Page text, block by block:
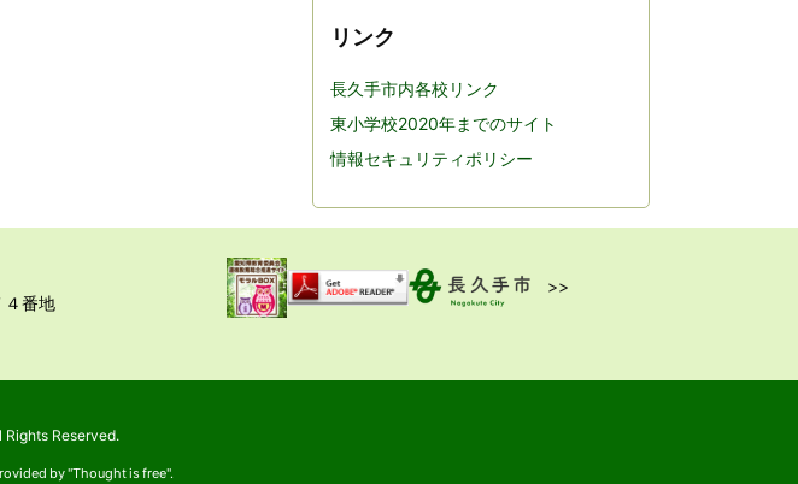
リンク
長久手市内各校リンク
東小学校2020年までのサイト
情報セキュリティポリシー
４番地
>>
Rights Reserved.
by "Thought is free".